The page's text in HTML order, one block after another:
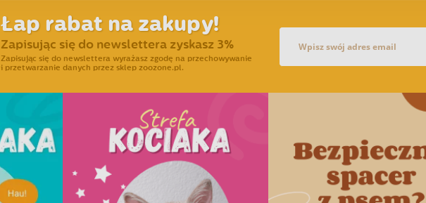
Łap rabat na zakupy!
Zapisując się do newslettera zyskasz 3%
Zapisując się do newslettera wyrażasz zgodę na przechowywanie
i przetwarzanie danych przez sklep zoozone.pl.